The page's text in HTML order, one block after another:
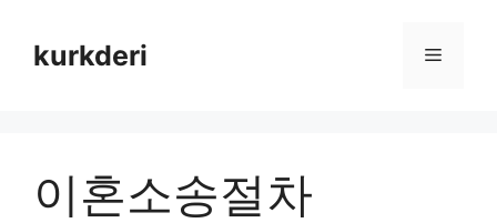
contentkurkderi Menu
이혼소송절차